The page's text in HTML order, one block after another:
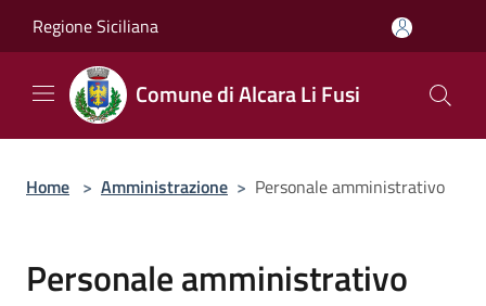
Regione Siciliana
Comune di Alcara Li Fusi
Home > Amministrazione > Personale amministrativo
Personale amministrativo